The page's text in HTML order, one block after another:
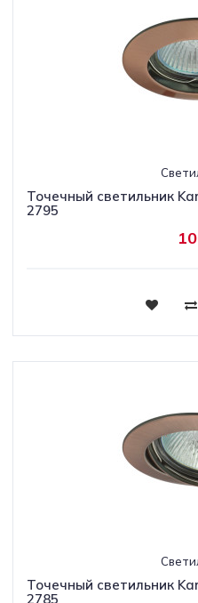
Точечный светильник
2795
Точечный светильник
2785